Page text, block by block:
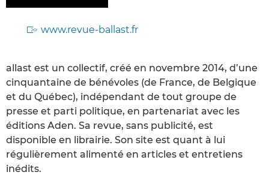
www.revue-ballast.fr
allast est un collectif, créé en novembre 2014, d’une
cinquantaine de bénévoles (de France, de Belgique
et du Québec), indépendant de tout groupe de
presse et parti politique, en partenariat avec les
éditions Aden. Sa revue, sans publicité, est
disponible en librairie. Son site est quant à lui
régulièrement alimenté en articles et entretiens
inédits.